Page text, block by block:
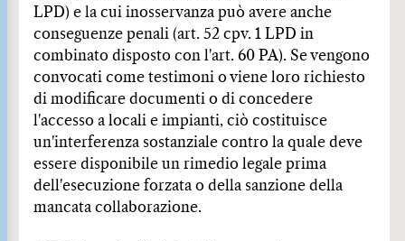
LPD) e la cui inosservanza può avere anche
conseguenze penali (art. 52 cpv. 1 LPD in
combinato disposto con l'art. 60 PA). Se vengono
convocati come testimoni o viene loro richiesto
di modificare documenti o di concedere
l'accesso a locali e impianti, ciò costituisce
un'interferenza sostanziale contro la quale deve
essere disponibile un rimedio legale prima
dell'esecuzione forzata o della sanzione della
mancata collaborazione.